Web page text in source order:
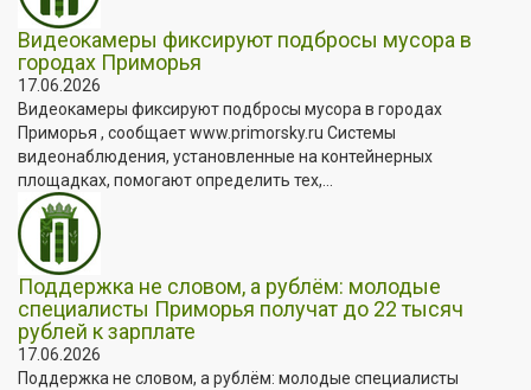
Видеокамеры фиксируют подбросы мусора в
городах Приморья
17.06.2026
Видеокамеры фиксируют подбросы мусора в городах
Приморья , сообщает www.primorsky.ru Системы
видеонаблюдения, установленные на контейнерных
площадках, помогают определить тех,...
Поддержка не словом, а рублём: молодые
специалисты Приморья получат до 22 тысяч
рублей к зарплате
17.06.2026
Поддержка не словом, а рублём: молодые специалисты